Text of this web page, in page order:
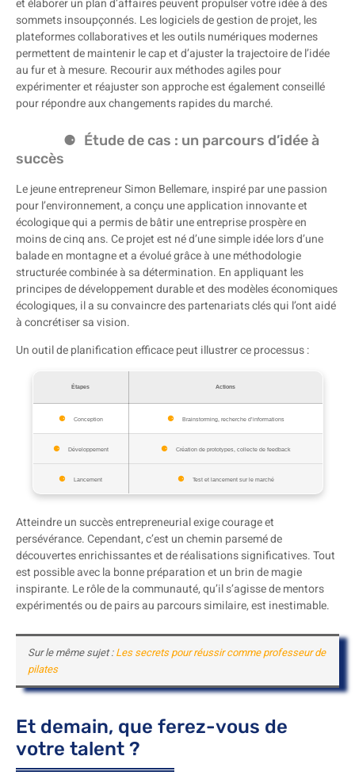
et élaborer un plan d’affaires peuvent propulser votre idée à des
sommets insoupçonnés. Les logiciels de gestion de projet, les
plateformes collaboratives et les outils numériques modernes
permettent de maintenir le cap et d’ajuster la trajectoire de l’idée
au fur et à mesure. Recourir aux méthodes agiles pour
expérimenter et réajuster son approche est également conseillé
pour répondre aux changements rapides du marché.
Étude de cas : un parcours d’idée à
succès
Le jeune entrepreneur Simon Bellemare, inspiré par une passion
pour l’environnement, a conçu une application innovante et
écologique qui a permis de bâtir une entreprise prospère en
moins de cinq ans. Ce projet est né d’une simple idée lors d’une
balade en montagne et a évolué grâce à une méthodologie
structurée combinée à sa détermination. En appliquant les
principes de développement durable et des modèles économiques
écologiques, il a su convaincre des partenariats clés qui l’ont aidé
à concrétiser sa vision.
Un outil de planification efficace peut illustrer ce processus :
Étapes Actions
Conception Brainstorming, recherche d’informations
Développement Création de prototypes, collecte de feedback
Lancement Test et lancement sur le marché
Atteindre un succès entrepreneurial exige courage et
persévérance. Cependant, c’est un chemin parsemé de
découvertes enrichissantes et de réalisations significatives. Tout
est possible avec la bonne préparation et un brin de magie
inspirante. Le rôle de la communauté, qu’il s’agisse de mentors
expérimentés ou de pairs au parcours similaire, est inestimable.
Sur le même sujet :Les secrets pour réussir comme professeur de
pilates
Et demain, que ferez-vous de
votre talent ?